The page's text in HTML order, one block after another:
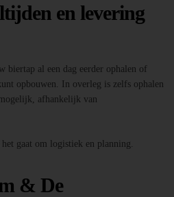
en levering
al een dag eerder ophalen of
opbouwen. In overleg is zelfs ophalen
afhankelijk van
gaat om logistiek en planning.
& De